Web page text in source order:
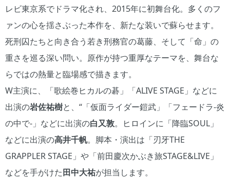
レビ東京系でドラマ化され、2015年に初舞台化。多くのフ
ァンの心を揺さぶった本作を、新たな装いで蘇らせます。
死刑囚たちと向き合う若き刑務官の葛藤、そして「命」の
重さを巡る深い問い。原作が持つ重厚なテーマを、舞台な
らではの熱量と臨場感で描きます。
W主演に、「歌絵巻ヒカルの碁」「ALIVE STAGE」などに
出演の岩佐祐樹と、“「仮面ライダー鎧武」「フェードラ-炎
の中で-」などに出演の白又敦。ヒロインに「降臨SOUL」
などに出演の高井千帆。脚本・演出は「刃牙THE
GRAPPLER STAGE」や「前田慶次かぶき旅STAGE&LIVE」
などを手がけた田中大祐が担当します。